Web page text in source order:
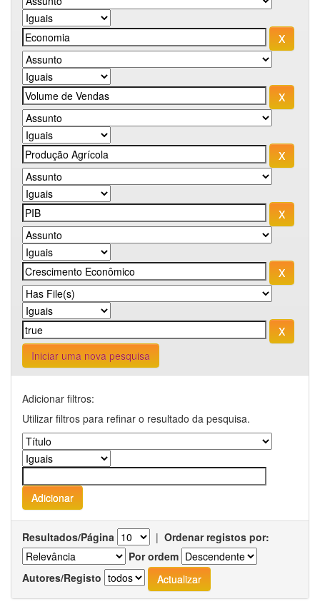
Iniciar uma nova pesquisa
Adicionar filtros:
Utilizar filtros para refinar o resultado da pesquisa.
Resultados/Página | Ordenar registos por:
Por ordem
Autores/Registo